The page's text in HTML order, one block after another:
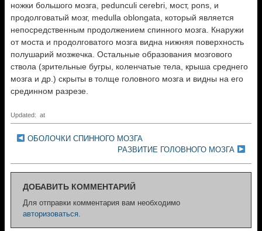
ножки большого мозга, pedunculi cerebri, мост, pons, и
продолговатый мозг, medulla oblongata, который является
непосредственным продолжением спинного мозга. Кнаружи
от моста и продолговатого мозга видна нижняя поверхность
полушарий мозжечка. Остальные образования мозгового
ствола (зрительные бугры, коленчатые тела, крыша среднего
мозга и др.) скрыты в толще головного мозга и видны на его
срединном разрезе.
Updated: at
ОБОЛОЧКИ СПИННОГО МОЗГА
РАЗВИТИЕ ГОЛОВНОГО МОЗГА
ДОБАВИТЬ КОММЕНТАРИЙ
Для отправки комментария вам необходимо
авторизоваться.